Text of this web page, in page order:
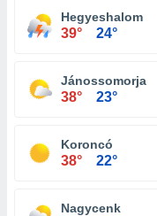
Hegyeshalom
39° 24°
Jánossomorja
38° 23°
Koroncó
38° 22°
Nagycenk